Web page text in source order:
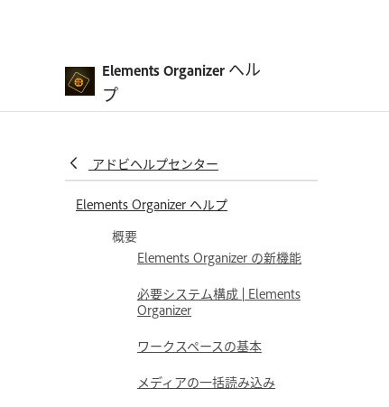
Elements Organizer ヘル
プ
アドビヘルプセンター
Elements Organizer ヘルプ
概要
Elements Organizer の新機能
必要システム構成 | Elements
Organizer
ワークスペースの基本
メディアの一括読み込み